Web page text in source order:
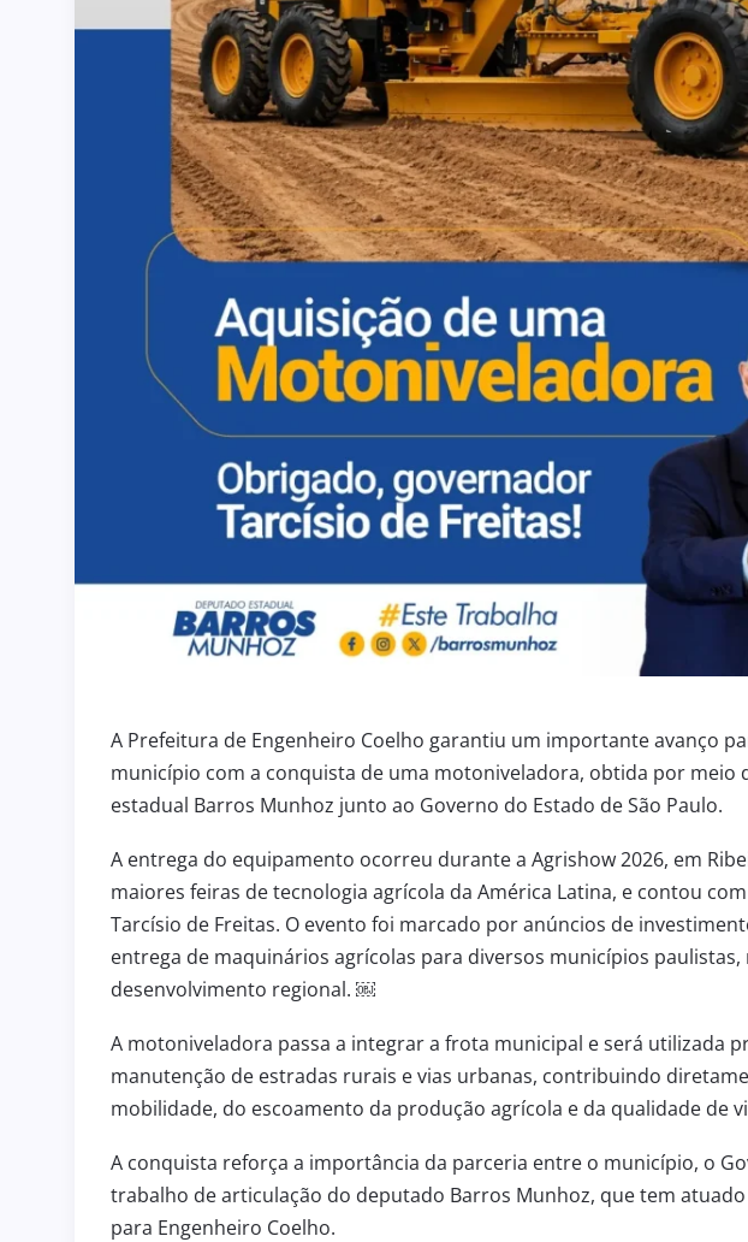
A Prefeitura de Engenheiro Coelho garantiu um importante avanço
município com a conquista de uma motoniveladora, obtida por meio
estadual Barros Munhoz junto ao Governo do Estado de São Paulo.
A entrega do equipamento ocorreu durante a Agrishow 2026, em
maiores feiras de tecnologia agrícola da América Latina, e contou
Tarcísio de Freitas. O evento foi marcado por anúncios de
entrega de maquinários agrícolas para diversos municípios
desenvolvimento regional. ￼
A motoniveladora passa a integrar a frota municipal e será utilizada
manutenção de estradas rurais e vias urbanas, contribuindo
mobilidade, do escoamento da produção agrícola e da qualidade de
A conquista reforça a importância da parceria entre o município, o
trabalho de articulação do deputado Barros Munhoz, que tem
para Engenheiro Coelho.
ENGENHEIRO COELHO PARTICIPA
DA SOLENIDADE DE ASSUNÇÃO DO
NOVO COMANDANTE DO 36º BPM/I
DA